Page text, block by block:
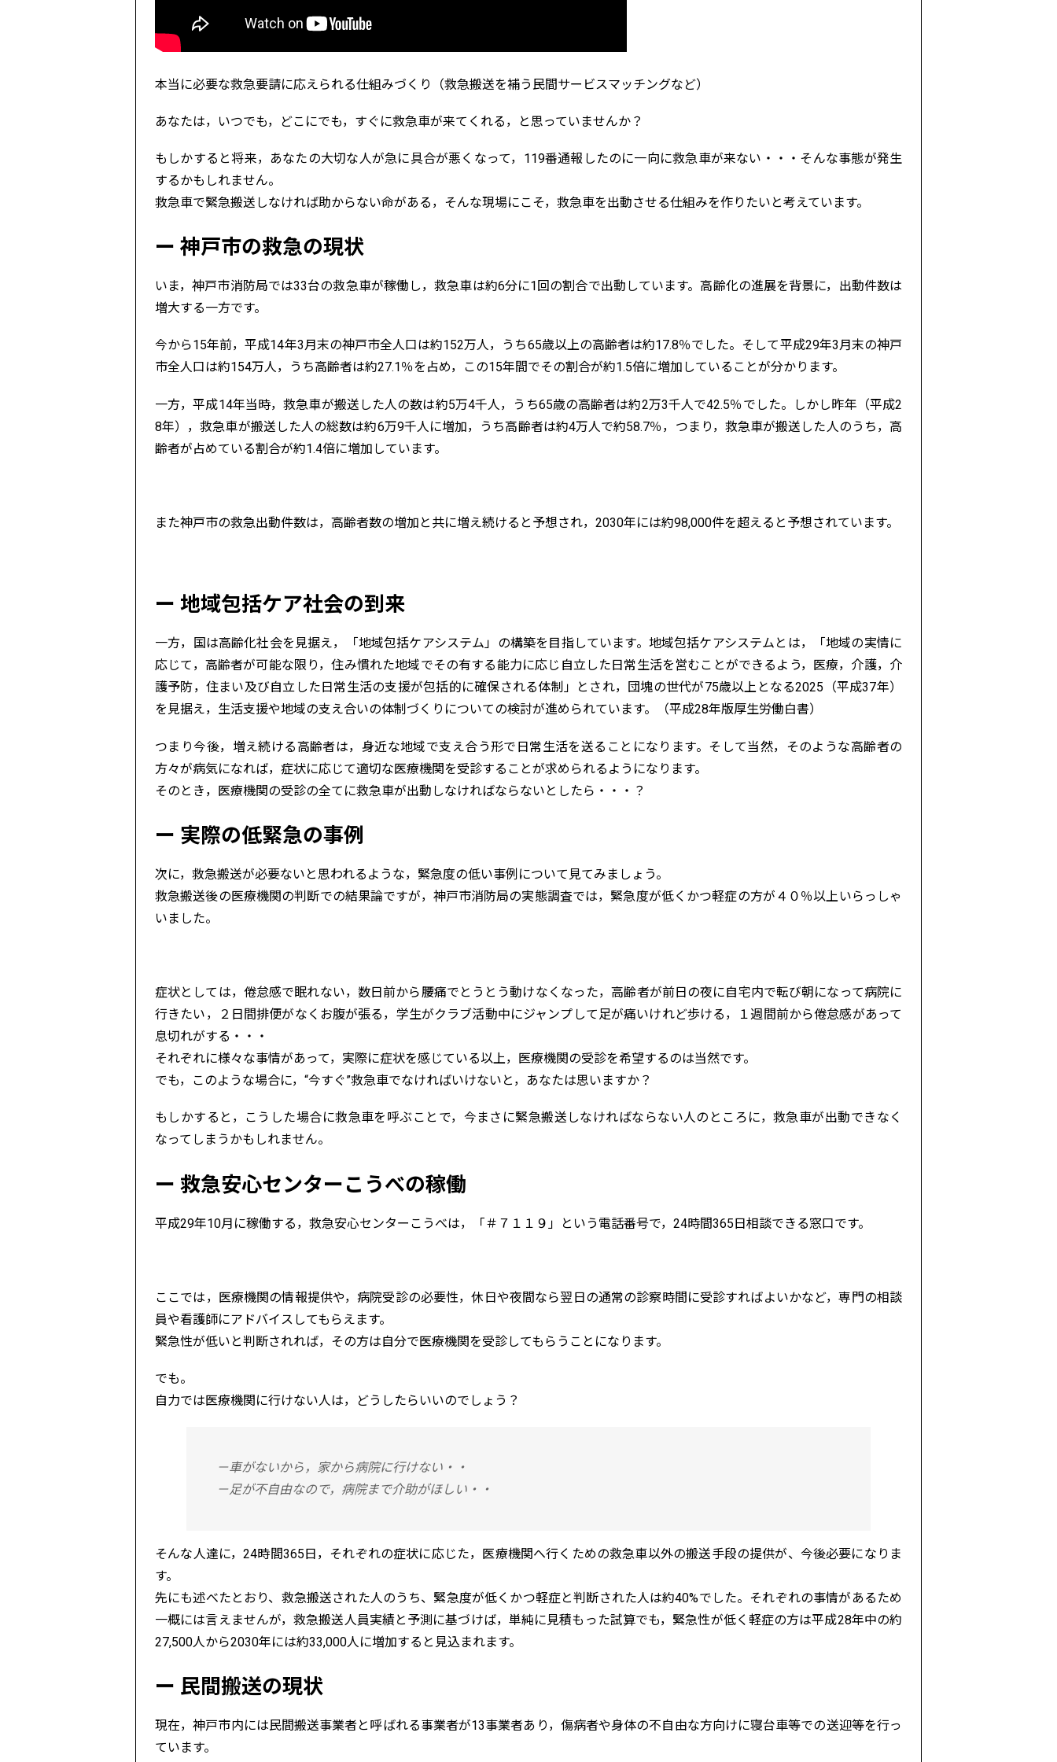
本当に必要な救急要請に応えられる仕組みづくり（救急搬送を補う民間サービスマッチングなど）
あなたは，いつでも，どこにでも，すぐに救急車が来てくれる，と思っていませんか？
もしかすると将来，あなたの大切な人が急に具合が悪くなって，119番通報したのに一向に救急車が来ない・・・そんな事態が発生
するかもしれません。
救急車で緊急搬送しなければ助からない命がある，そんな現場にこそ，救急車を出動させる仕組みを作りたいと考えています。
神戸市の救急の現状
いま，神戸市消防局では33台の救急車が稼働し，救急車は約6分に1回の割合で出動しています。高齢化の進展を背景に，出動件数は
増大する一方です。
今から15年前，平成14年3月末の神戸市全人口は約152万人，うち65歳以上の高齢者は約17.8％でした。そして平成29年3月末の神戸
市全人口は約154万人，うち高齢者は約27.1％を占め，この15年間でその割合が約1.5倍に増加していることが分かります。
一方，平成14年当時，救急車が搬送した人の数は約5万4千人，うち65歳の高齢者は約2万3千人で42.5％でした。しかし昨年（平成2
8年），救急車が搬送した人の総数は約6万9千人に増加，うち高齢者は約4万人で約58.7％，つまり，救急車が搬送した人のうち，高
齢者が占めている割合が約1.4倍に増加しています。
また神戸市の救急出動件数は，高齢者数の増加と共に増え続けると予想され，2030年には約98,000件を超えると予想されています。
地域包括ケア社会の到来
一方，国は高齢化社会を見据え，「地域包括ケアシステム」の構築を目指しています。地域包括ケアシステムとは，「地域の実情に
応じて，高齢者が可能な限り，住み慣れた地域でその有する能力に応じ自立した日常生活を営むことができるよう，医療，介護，介
護予防，住まい及び自立した日常生活の支援が包括的に確保される体制」とされ，団塊の世代が75歳以上となる2025（平成37年）
を見据え，生活支援や地域の支え合いの体制づくりについての検討が進められています。（平成28年版厚生労働白書）
つまり今後，増え続ける高齢者は，身近な地域で支え合う形で日常生活を送ることになります。そして当然，そのような高齢者の
方々が病気になれば，症状に応じて適切な医療機関を受診することが求められるようになります。
そのとき，医療機関の受診の全てに救急車が出動しなければならないとしたら・・・？
実際の低緊急の事例
次に，救急搬送が必要ないと思われるような，緊急度の低い事例について見てみましょう。
救急搬送後の医療機関の判断での結果論ですが，神戸市消防局の実態調査では，緊急度が低くかつ軽症の方が４０％以上いらっしゃ
いました。
症状としては，倦怠感で眠れない，数日前から腰痛でとうとう動けなくなった，高齢者が前日の夜に自宅内で転び朝になって病院に
行きたい，２日間排便がなくお腹が張る，学生がクラブ活動中にジャンプして足が痛いけれど歩ける，１週間前から倦怠感があって
息切れがする・・・
それぞれに様々な事情があって，実際に症状を感じている以上，医療機関の受診を希望するのは当然です。
でも，このような場合に，“今すぐ”救急車でなければいけないと，あなたは思いますか？
もしかすると，こうした場合に救急車を呼ぶことで，今まさに緊急搬送しなければならない人のところに，救急車が出動できなく
なってしまうかもしれません。
救急安心センターこうべの稼働
平成29年10月に稼働する，救急安心センターこうべは，「＃７１１９」という電話番号で，24時間365日相談できる窓口です。
ここでは，医療機関の情報提供や，病院受診の必要性，休日や夜間なら翌日の通常の診察時間に受診すればよいかなど，専門の相談
員や看護師にアドバイスしてもらえます。
緊急性が低いと判断されれば，その方は自分で医療機関を受診してもらうことになります。
でも。
自力では医療機関に行けない人は，どうしたらいいのでしょう？
－車がないから，家から病院に行けない・・
－足が不自由なので，病院まで介助がほしい・・
そんな人達に，24時間365日，それぞれの症状に応じた，医療機関へ行くための救急車以外の搬送手段の提供が、今後必要になりま
す。
先にも述べたとおり、救急搬送された人のうち、緊急度が低くかつ軽症と判断された人は約40%でした。それぞれの事情があるため
一概には言えませんが，救急搬送人員実績と予測に基づけば，単純に見積もった試算でも，緊急性が低く軽症の方は平成28年中の約
27,500人から2030年には約33,000人に増加すると見込まれます。
民間搬送の現状
現在，神戸市内には民間搬送事業者と呼ばれる事業者が13事業者あり，傷病者や身体の不自由な方向けに寝台車等での送迎等を行っ
ています。